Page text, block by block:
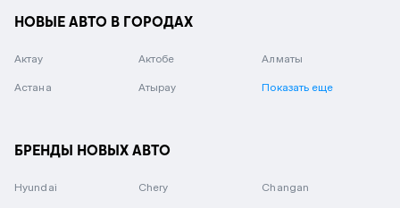
НОВЫЕ АВТО В ГОРОДАХ
Актау Актобе Алматы
Астана Атырау Показать еще
БРЕНДЫ НОВЫХ АВТО
Hyundai Chery Changan